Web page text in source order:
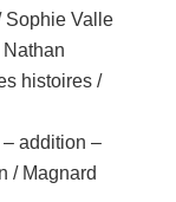
Sophie Valle
histoires /
– addition –
/ Magnard